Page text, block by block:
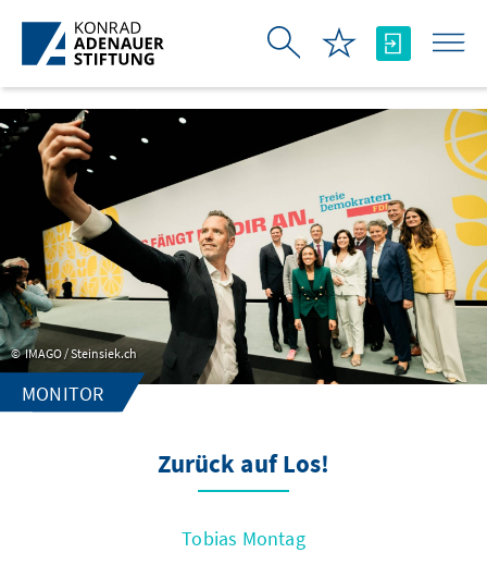
Skip to Main Content
IMAGO / Steinsiek.ch
MONITOR
Zurück auf Los!
Tobias Montag